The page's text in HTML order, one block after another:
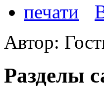
Автор:
Разделы